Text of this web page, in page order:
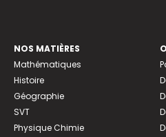
NOS MATIÈRES
Mathématiques
Histoire
Géographie
SVT
Physique Chimie